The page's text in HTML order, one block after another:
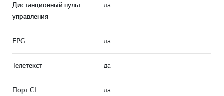
Дистанционный пульт
управления
да
EPG да
Телетекст да
Порт CI да